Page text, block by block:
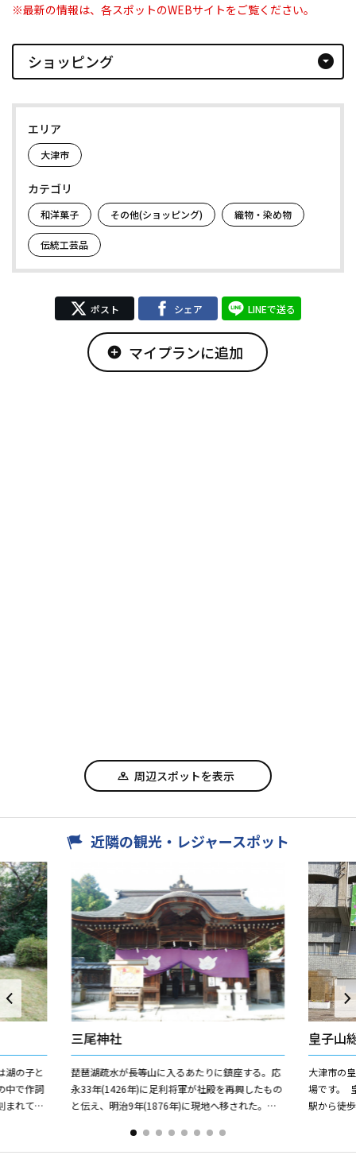
※最新の情報は、各スポットのWEBサイトをご覧ください。
ショッピング arrow_drop_down_circle
エリア
大津市
カテゴリ
和洋菓子 その他(ショッピング) 織物・染め物
伝統工芸品
ポスト シェア LINEで送る
add_circle マイプランに追加
周辺スポットを表示
近隣の観光・レジャースポット
の子と
中で作詞
まれてい
三尾神社
琵琶湖疏水が長等山に入るあたりに鎮座する。応
永33年(1426年)に足利将軍が社殿を再興したもの
と伝え、明治9年(1876年)に現地へ移された。珍
皇子山
大津市の
場です。
駅から徒